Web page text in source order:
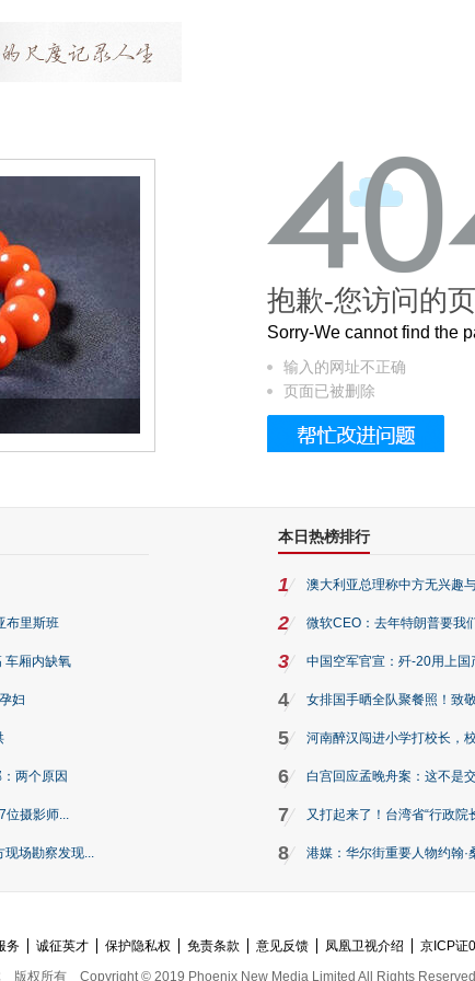
这个3.2米的长卷，还原了600岁的紫禁城
抱歉-您访问的
Sorry-We cannot find the
输入的网址不正确
页面已被删除
布里斯班
车厢内缺氧
妇
两个原因
位摄影师...
现场勘察发现...
本日热榜排行
1 澳大利亚总理称中方无兴趣
2 微软CEO：去年特朗普要我
3 中国空军官宣：歼-20用上国
4 女排国手晒全队聚餐照！致
5 河南醉汉闯进小学打校长，
6 白宫回应孟晚舟案：这不是
7 又打起来了！台湾省“行政院
8 港媒：华尔街重要人物约翰·
务 诚征英才 保护隐私权 免责条款 意见反馈 凤凰卫视介绍 京ICP证
版权所有 Copyright © 2019 Phoenix New Media Limited All Rights